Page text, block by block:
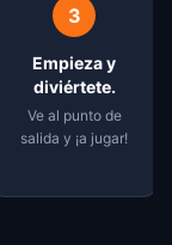
3
Empieza y
diviértete.
Ve al punto de
salida y ¡a jugar!